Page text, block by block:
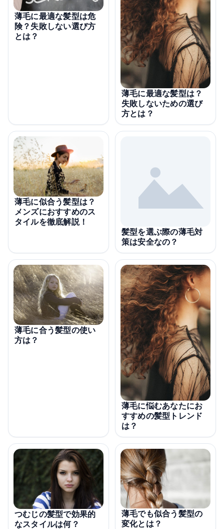
薄毛に最適な髪型は危
険？失敗しない選び方
とは？
薄毛に最適な髪型は？
失敗しないための選び
方とは？
薄毛に似合う髪型は？
メンズにおすすめのス
タイルを徹底解説！
髪型を選ぶ際の薄毛対
策は安全なの？
薄毛に合う髪型の使い
方は？
薄毛に悩むあなたにお
すすめの髪型トレンド
は？
つむじの髪型で効果的
なスタイルは何？
薄毛でも似合う髪型の
変化とは？